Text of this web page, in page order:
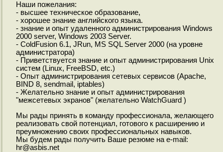
Наши пожелания:
- высшее техническое образование,
- хорошее знание английского языка.
- знание и опыт удаленного администрирования Windows
2000 server, Windows 2003 Server.
- ColdFusion 6.1, JRun, MS SQL Server 2000 (на уровне
администратора)
- Приветствуется знание и опыт администрирования Unix
систем (Linux, FreeBSD, etc.)
- Опыт администрирования сетевых сервисов (Apache,
BIND 8, sendmail, iptables)
- Желательно знание и опыт администрирования
"межсетевых экранов" (желательно WatchGuard )
Мы рады принять в команду профессионала, желающего
реализовать свой потенциал, готового к расширению и
преумножению своих профессиональных навыков.
Мы будем рады получить Ваше резюме на e-mail:
hr@asbis.net